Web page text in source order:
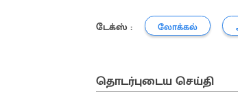
டேக்ஸ் : லோக்கல்
தொடர்புடைய செய்தி